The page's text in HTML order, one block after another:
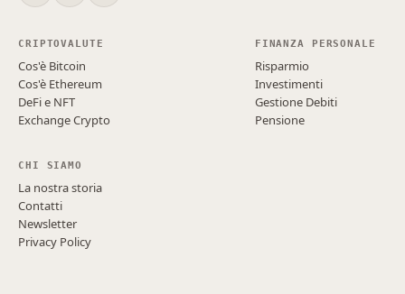
CRIPTOVALUTE
Cos'è Bitcoin
Cos'è Ethereum
DeFi e NFT
Exchange Crypto
FINANZA PERSONALE
Risparmio
Investimenti
Gestione Debiti
Pensione
CHI SIAMO
La nostra storia
Contatti
Newsletter
Privacy Policy